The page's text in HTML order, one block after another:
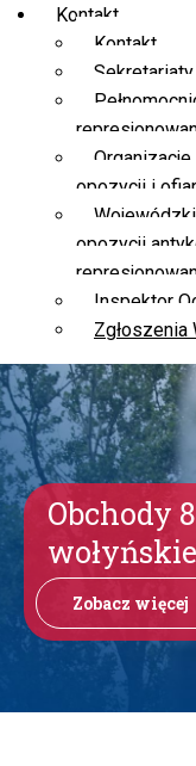
Kontakt
Kontakt
opozycji i
opozycji
Inspektor
Zgłoszenia
Obchody
Zobacz więcej